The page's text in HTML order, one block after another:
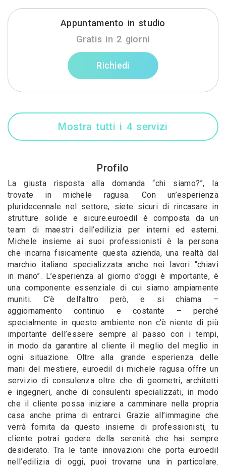
Appuntamento in studio
Gratis in 2 giorni
Richiedi
Mostra tutti i 4 servizi
Profilo
La giusta risposta alla domanda “chi siamo?”, la
trovate in michele ragusa. Con un’esperienza
pluridecennale nel settore, siete sicuri di rincasare in
strutture solide e sicure.euroedil è composta da un
team di maestri dell’edilizia per interni ed esterni.
Michele insieme ai suoi professionisti è la persona
che incarna fisicamente questa azienda, una realtà dal
marchio italiano specializzata anche nei lavori “chiavi
in mano”. L’esperienza al giorno d’oggi è importante, è
una componente essenziale di cui siamo ampiamente
muniti. C’è dell’altro però, e si chiama –
aggiornamento continuo e costante – perché
specialmente in questo ambiente non c’è niente di più
importante dell’essere sempre al passo con i tempi,
in modo da garantire al cliente il meglio del meglio in
ogni situazione. Oltre alla grande esperienza delle
mani del mestiere, euroedil di michele ragusa offre un
servizio di consulenza oltre che di geometri, architetti
e ingegneri, anche di consulenti specializzati, in modo
che il cliente possa iniziare a camminare nella propria
casa anche prima di entrarci. Grazie all’immagine che
verrà fornita da questo insieme di professionisti, tu
cliente potrai godere della serenità che hai sempre
desiderato. Tra le tante innovazioni che porta euroedil
nell’edilizia di oggi, puoi trovarne una in particolare.